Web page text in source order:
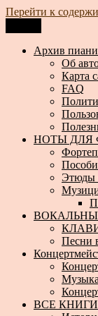
Перейти к
Архив пианистки
Всё для
Архив
Об
Карта
FAQ
НОТЫ ДЛЯ
Этюды
Песни
ВСЕ КНИГИ